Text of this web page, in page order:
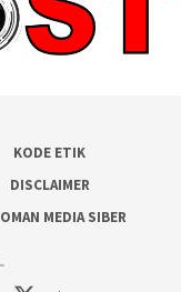
KODE ETIK
DISCLAIMER
MEDIA SIBER